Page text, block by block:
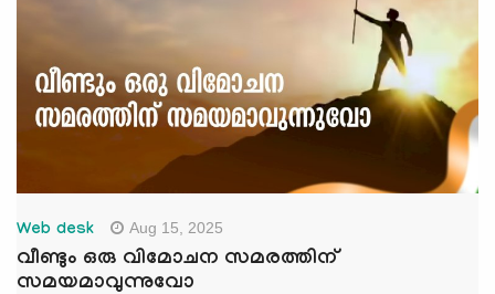
Web desk Aug 15, 2025
വീണ്ടും ഒരു വിമോചന സമരത്തിന്
സമയമാവുന്നുവോ